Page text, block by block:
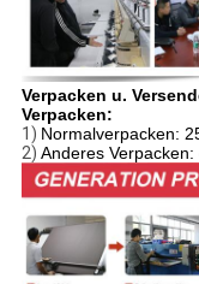
Verpacken u.
Verpacken:
1) Normalverpacken:
2) Anderes